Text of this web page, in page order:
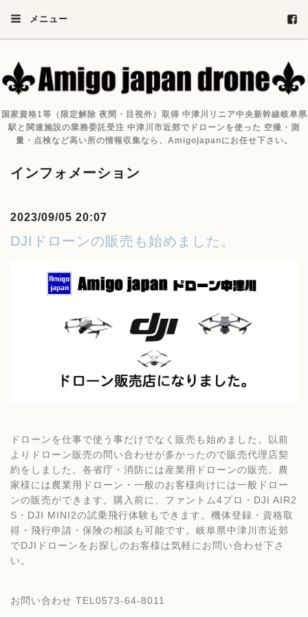
メニュー
国家資格1等（限定解除 夜間・目視外）取得 中津川リニア中央新幹線岐阜県
駅と関連施設の業務委託受注 中津川市近郊でドローンを使った 空撮・測
量・点検など高い所の情報収集なら、Amigojapanにお任せ下さい。
インフォメーション
2023/09/05 20:07
DJIドローンの販売も始めました。
ドローンを仕事で使う事だけでなく販売も始めました。以前
よりドローン販売の問い合わせが多かったので販売代理店契
約をしました。各省庁・消防には産業用ドローンの販売。農
家様には農業用ドローン・一般のお客様向けには一般ドロー
ンの販売ができます。購入前に、ファントム4プロ・DJI AIR2
S・DJI MINI2の試乗飛行体験もできます。機体登録・資格取
得・飛行申請・保険の相談も可能です。岐阜県中津川市近郊
でDJIドローンをお探しのお客様は気軽にお問い合わせ下さ
い。
お問い合わせ TEL0573-64-8011